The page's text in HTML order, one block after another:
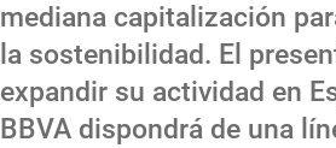
mediana capitalización
la sostenibilidad. El
expandir su actividad en
BBVA dispondrá de una